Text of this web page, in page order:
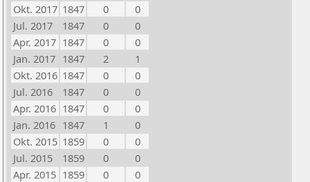
Okt. 2017 1847 0
0
Jul. 2017
1847 0
0
Apr. 2017 1847 0
0
Jan. 2017 1847 2
1
Okt. 2016 1847 0
0
Jul. 2016
1847 0
0
Apr. 2016 1847 0
0
Jan. 2016 1847 1
0
Okt. 2015 1859 0
0
Jul. 2015
1859 0
0
Apr. 2015 1859 0
0